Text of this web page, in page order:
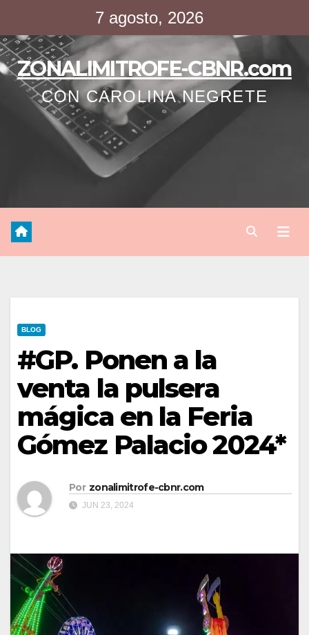
contenido
7 agosto, 2026
ZONALIMITROFE-CBNR.com
CON CAROLINA NEGRETE
BLOG
#GP. Ponen a la
venta la pulsera
mágica en la Feria
Gómez Palacio 2024*
Por zonalimitrofe-cbnr.com
JUN 23, 2024